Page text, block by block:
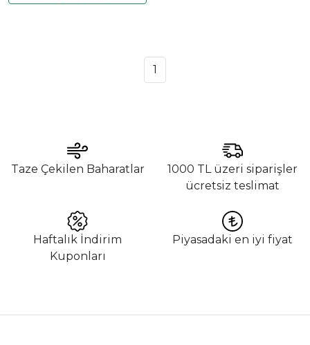
1
Taze Çekilen Baharatlar
1000 TL üzeri siparişler
ücretsiz teslimat
Haftalık İndirim
Kuponları
Piyasadaki en iyi fiyat